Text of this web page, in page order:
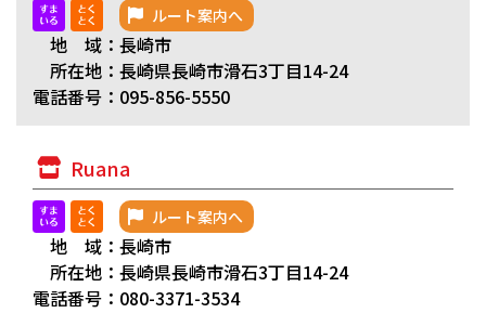
ルート案内へ
地 域：長崎市
所在地：長崎県長崎市滑石3丁目14-24
電話番号：095-856-5550
Ruana
ルート案内へ
地 域：長崎市
所在地：長崎県長崎市滑石3丁目14-24
電話番号：080-3371-3534